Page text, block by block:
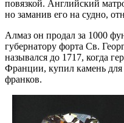
повязкой. Английский
но заманив его на судно,
Алмаз он продал за 1000
губернатору форта Св.
назывался до 1717, когда
Франции, купил камень
франков.